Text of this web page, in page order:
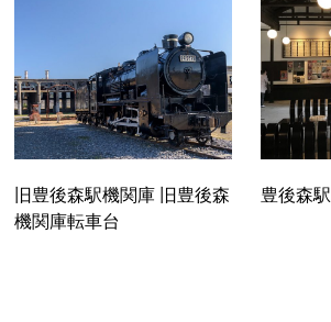
旧豊後森駅機関庫 旧豊後森
機関庫転車台
豊後森駅